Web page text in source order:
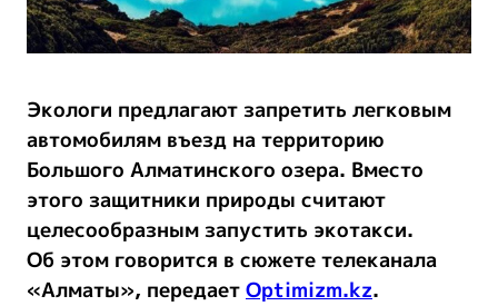
Экологи предлагают запретить легковым
автомобилям въезд на территорию
Большого Алматинского озера. Вместо
этого защитники природы считают
целесообразным запустить экотакси.
Об этом говорится в сюжете телеканала
«Алматы», передаетOptimizm.kz.